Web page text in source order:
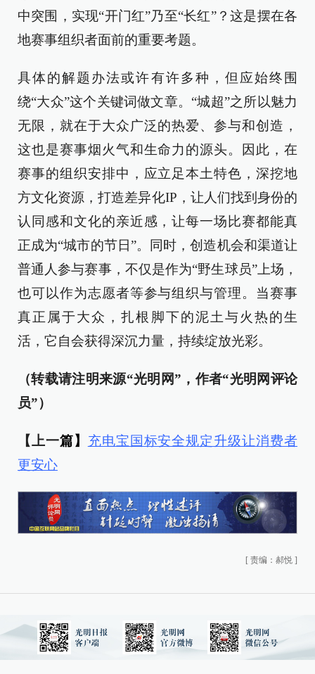
中突围，实现“开门红”乃至“长红”？这是摆在各
地赛事组织者面前的重要考题。
具体的解题办法或许有许多种，但应始终围
绕“大众”这个关键词做文章。“城超”之所以魅力
无限，就在于大众广泛的热爱、参与和创造，
这也是赛事烟火气和生命力的源头。因此，在
赛事的组织安排中，应立足本土特色，深挖地
方文化资源，打造差异化IP，让人们找到身份的
认同感和文化的亲近感，让每一场比赛都能真
正成为“城市的节日”。同时，创造机会和渠道让
普通人参与赛事，不仅是作为“野生球员”上场，
也可以作为志愿者等参与组织与管理。当赛事
真正属于大众，扎根脚下的泥土与火热的生
活，它自会获得深沉力量，持续绽放光彩。
（转载请注明来源“光明网”，作者“光明网评论
员”）
【上一篇】 充电宝国标安全规定升级让消费者
更安心
[ 责编：郝悦 ]